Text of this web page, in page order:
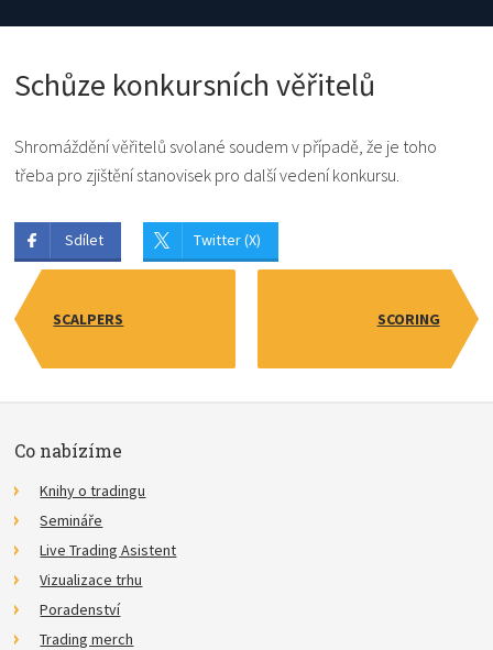
Schůze konkursních věřitelů
Shromáždění věřitelů svolané soudem v případě, že je toho
třeba pro zjištění stanovisek pro další vedení konkursu.
Sdílet Twitter (X)
SCALPERS SCORING
Co nabízíme
Knihy o tradingu
Semináře
Live Trading Asistent
Vizualizace trhu
Poradenství
Trading merch